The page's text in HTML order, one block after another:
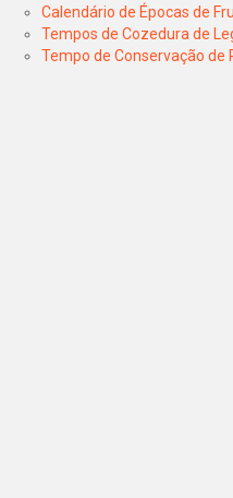
Calendário de Épocas de
Tempos de Cozedura de
Tempo de Conservação de